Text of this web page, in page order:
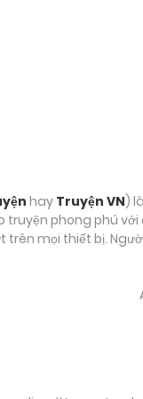
hay Truyện VN)
truyện phong phú
trên mọi thiết bị.